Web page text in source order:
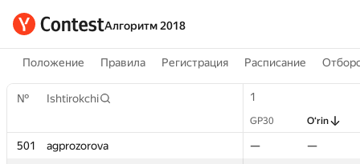
Алгоритм 2018
Положение Правила Регистрация Расписание
№ Ishtirokchi 1
GP30 O‘rin
501 agprozorova —
—
№ Ishtirokchi 1
GP30 O‘rin
501 agprozorova —
—